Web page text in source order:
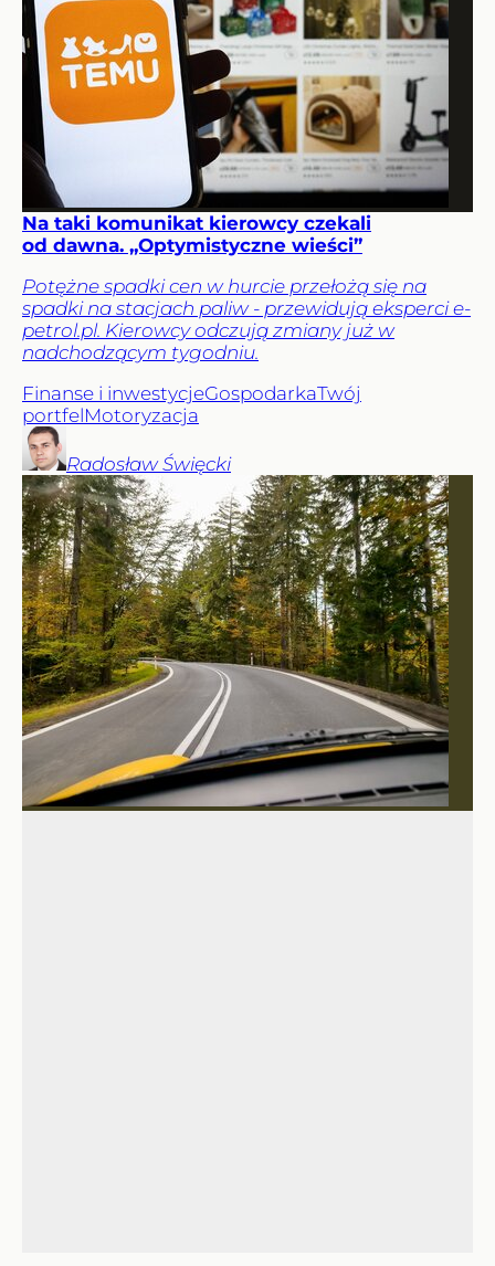
Na taki komunikat kierowcy czekali
od dawna. „Optymistyczne wieści”
Potężne spadki cen w hurcie przełożą się na
spadki na stacjach paliw - przewidują eksperci e-
petrol.pl. Kierowcy odczują zmiany już w
nadchodzącym tygodniu.
Finanse i inwestycjeGospodarkaTwój
portfelMotoryzacja
Radosław Święcki